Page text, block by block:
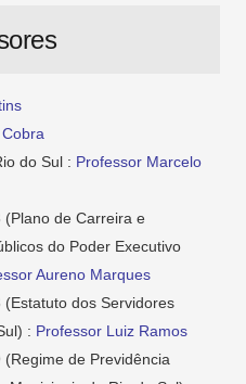
do Sul : Professor Marcelo
(Plano de Carreira e
do Poder Executivo
Aureno Marques
(Estatuto dos Servidores
: Professor Luiz Ramos
(Regime de Previdência